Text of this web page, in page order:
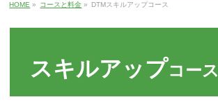
HOME » コースと料金 » DTMスキルアップコース
スキルアップコース